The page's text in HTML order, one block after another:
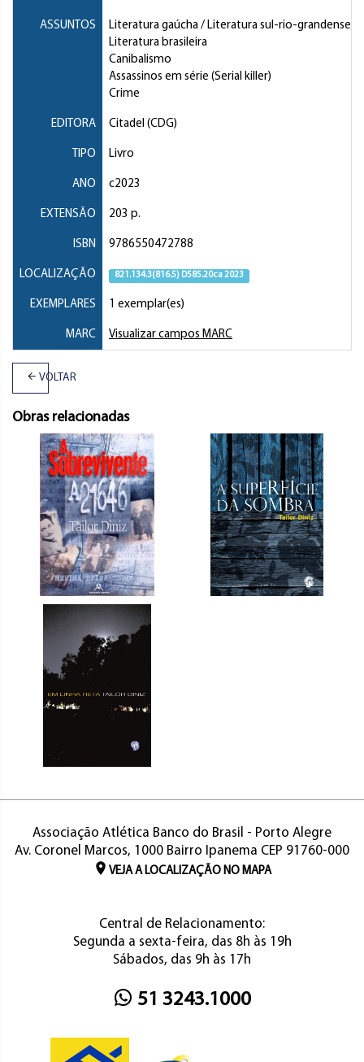
ASSUNTOS
Literatura gaúcha / Literatura sul-rio-grandense
Literatura brasileira
Canibalismo
Assassinos em série (Serial killer)
Crime
EDITORA Citadel (CDG)
TIPO Livro
ANO c2023
EXTENSÃO 203 p.
ISBN 9786550472788
LOCALIZAÇÃO 821.134.3(816.5) D585.20ca 2023
EXEMPLARES 1 exemplar(es)
MARC Visualizar campos MARC
VOLTAR
Obras relacionadas
Associação Atlética Banco do Brasil - Porto Alegre
Av. Coronel Marcos, 1000 Bairro Ipanema CEP 91760-000
VEJA A LOCALIZAÇÃO NO MAPA
Central de Relacionamento:
Segunda a sexta-feira, das 8h às 19h
Sábados, das 9h às 17h
51 3243.1000